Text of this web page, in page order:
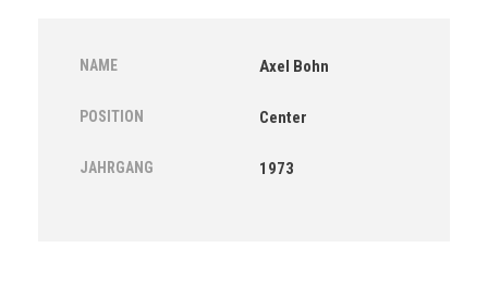
NAME Axel Bohn
POSITION Center
JAHRGANG 1973